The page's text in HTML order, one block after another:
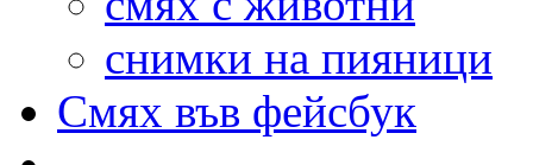
снимки на пияници
Смях във фейсбук